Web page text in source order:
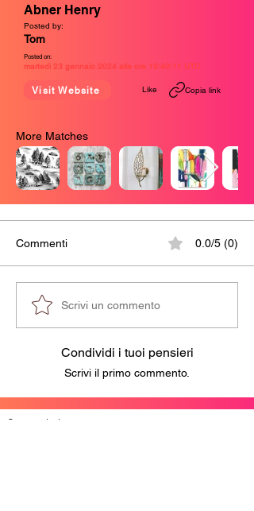
Abner Henry
Posted by:
Tom
Posted on:
martedì 23 gennaio 2024 alle ore 19:40:11 UTC
Visit Website Like Copia link
More Matches
Commenti 0.0/5 (0)
Scrivi un commento
Condividi i tuoi pensieri
Scrivi il primo commento.
Sponsored ads